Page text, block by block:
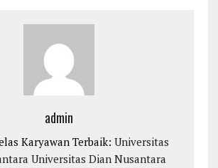
admin
Karyawan Terbaik:Universitas
Universitas Dian Nusantara